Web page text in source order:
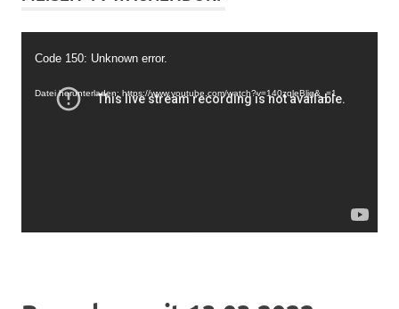
Player
Code 150: Unknown error.
Datei herunterladen: https://www.youtube.com/watch?v=140zqleBljg&_=1